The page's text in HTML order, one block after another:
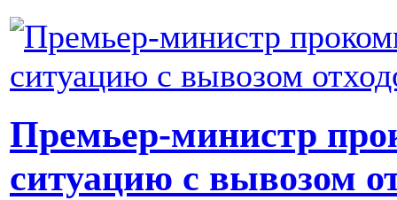
Премьер-министр
ситуацию с вывозом